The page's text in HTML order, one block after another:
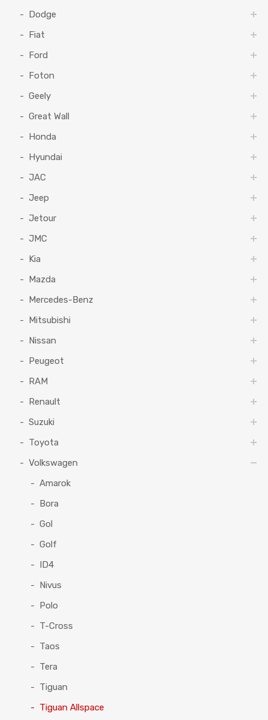
Dodge
Fiat
Ford
Foton
Geely
Great Wall
Honda
Hyundai
JAC
Jeep
Jetour
JMC
Kia
Mazda
Mercedes-Benz
Mitsubishi
Nissan
Peugeot
RAM
Renault
Suzuki
Toyota
Volkswagen
Amarok
Bora
Gol
Golf
ID4
Nivus
Polo
T-Cross
Taos
Tera
Tiguan
Tiguan Allspace